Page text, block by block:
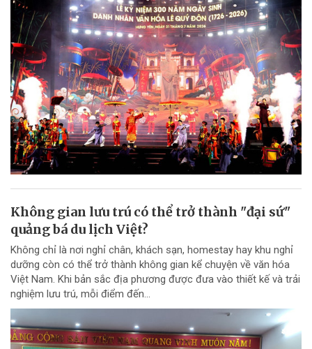
Không gian lưu trú có thể trở thành "đại sứ"
quảng bá du lịch Việt?
Không chỉ là nơi nghỉ chân, khách sạn, homestay hay khu nghỉ
dưỡng còn có thể trở thành không gian kể chuyện về văn hóa
Việt Nam. Khi bản sắc địa phương được đưa vào thiết kế và trải
nghiệm lưu trú, mỗi điểm đến...